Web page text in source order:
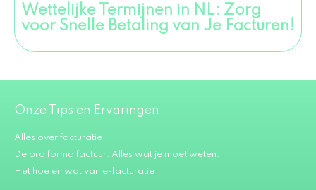
Wettelijke Termijnen in NL: Zorg
voor Snelle Betaling van Je Facturen!
Onze Tips en Ervaringen
Alles over facturatie
De pro forma factuur: Alles wat je moet weten.
Het hoe en wat van e-facturatie